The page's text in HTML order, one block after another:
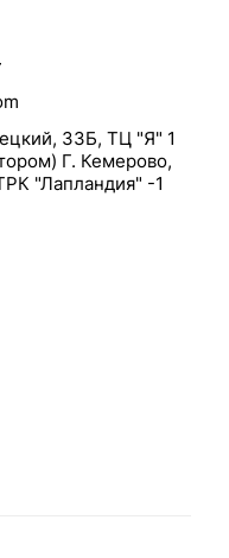
33Б, ТЦ "Я" 1
Г. Кемерово,
"Лапландия" -1